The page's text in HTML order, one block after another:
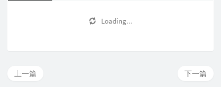
Loading...
下一篇
上一篇